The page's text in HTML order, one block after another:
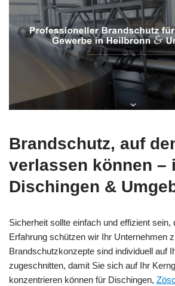
Brandschutz, auf
verlassen können –
Dischingen &
Sicherheit sollte einfach und effizient sein,
Erfahrung schützen wir Ihr Unternehmen
Brandschutzkonzepte sind individuell auf
zugeschnitten, damit Sie sich auf Ihr
konzentrieren können für Dischingen,